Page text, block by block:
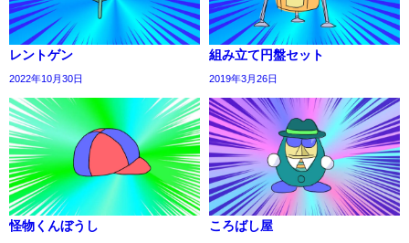
レントゲン
2022年10月30日
組み立て円盤セット
2019年3月26日
怪物くんぼうし ころばし屋